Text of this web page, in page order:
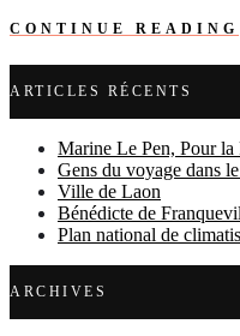
CONTINUE READING
ARTICLES RÉCENTS
Marine Le Pen, Pour la
Gens du voyage dans
Ville de Laon
Bénédicte de
Plan national de
ARCHIVES